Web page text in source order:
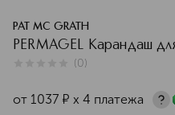
PAT MC GRATH
PERMAGEL Карандаш
(0)
от 1037 ¤ х 4 платежа